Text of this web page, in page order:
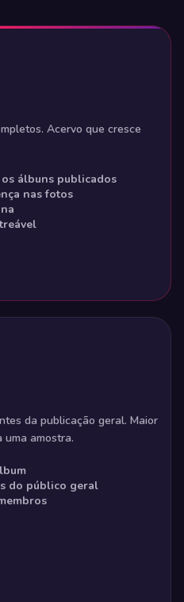
da publicação geral. Maior
uma amostra.
do público geral
Acervo que cresce
álbuns publicados
nas fotos